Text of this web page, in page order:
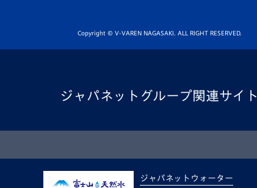
Copyright © V-VAREN NAGASAKI. ALL RIGHT RESERVED.
ジャパネットグループ関連サイト
ジャパネットウォーター